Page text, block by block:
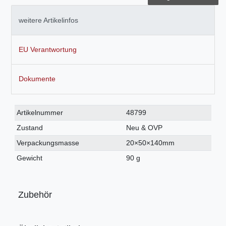
weitere Artikelinfos
EU Verantwortung
Dokumente
Technisches
Merkmal
Wert
Artikelnummer
48799
Zustand
Neu & OVP
Verpackungsmasse
20×50×140mm
Gewicht
90 g
Zubehör